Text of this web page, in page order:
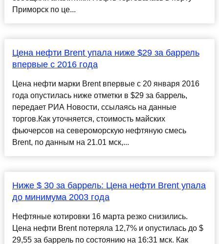
Приморск по це...
Цена нефти Brent упала ниже $29 за баррель
впервые с 2016 года
Цена нефти марки Brent впервые с 20 января 2016
года опустилась ниже отметки в $29 за баррель,
передает РИА Новости, ссылаясь на данные
торгов.Как уточняется, стоимость майских
фьючерсов на североморскую нефтяную смесь
Brent, по данным на 21.01 мск,...
Ниже $ 30 за баррель: Цена нефти Brent упала
до минимума 2003 года
Нефтяные котировки 16 марта резко снизились.
Цена нефти Brent потеряла 12,7% и опустилась до $
29,55 за баррель по состоянию на 16:31 мск. Как